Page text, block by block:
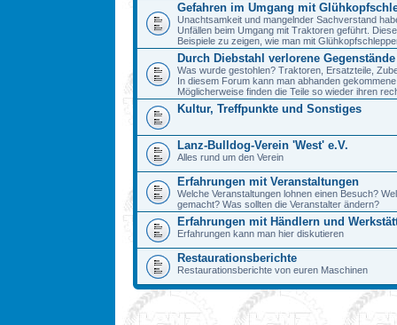
Gefahren im Umgang mit
Unachtsamkeit und mangelnder Sachverstand
Unfällen beim Umgang mit Traktoren geführt.
Beispiele zu zeigen, wie man mit
Durch Diebstahl verlorene Gegenstände
Was wurde gestohlen? Traktoren, Ersatzteile,
In diesem Forum kann man abhanden
Möglicherweise finden die Teile so wieder ihren
Kultur, Treffpunkte und Sonstiges
Lanz-Bulldog-Verein 'West' e.V.
Alles rund um den Verein
Erfahrungen mit Veranstaltungen
Welche Veranstaltungen lohnen einen Besuch?
gemacht? Was sollten die Veranstalter ändern?
Erfahrungen mit Händlern und
Erfahrungen kann man hier diskutieren
Restaurationsberichte
Restaurationsberichte von euren Maschinen